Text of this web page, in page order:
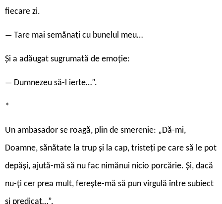
fiecare zi.
— Tare mai semănați cu bunelul meu…
Și a adăugat sugrumată de emoție:
— Dumnezeu să-l ierte…”.
*
Un ambasador se roagă, plin de smerenie: „Dă-mi,
Doamne, sănătate la trup și la cap, tristeți pe care să le pot
depăși, ajută-mă să nu fac nimănui nicio porcărie. Și, dacă
nu-ți cer prea mult, ferește-mă să pun virgulă între subiect
și predicat…”.